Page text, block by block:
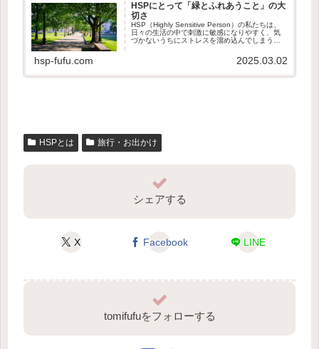
HSPにとって「緑とふれあうこと」の大
切さ
HSP（Highly Sensitive Person）の私たちは、
日々の生活の中で刺激に敏感になりやすく、気
づかないうちにストレスを溜め込んでしまうこ
おすすめしたいのが、「自然の中で緑に触れる
hsp-fufu.com 2025.03.02
HSPとは 旅行・お出かけ
シェアする
X Facebook LINE
tomifufuをフォローする